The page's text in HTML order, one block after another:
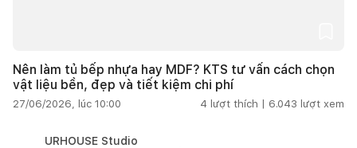
Nên làm tủ bếp nhựa hay MDF? KTS tư vấn cách chọn
vật liệu bền, đẹp và tiết kiệm chi phí
27/06/2026, lúc 10:00 4 lượt thích | 6.043 lượt xem
URHOUSE Studio